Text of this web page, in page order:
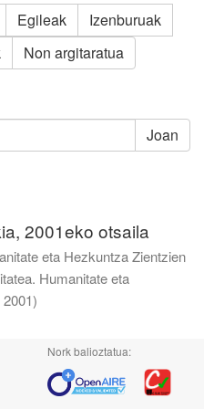
Egileak
Izenburuak
Non argitaratua
Joan
2001eko otsaila
eta Hezkuntza Zientzien
Humanitate eta
2001)
Nork balioztatua: